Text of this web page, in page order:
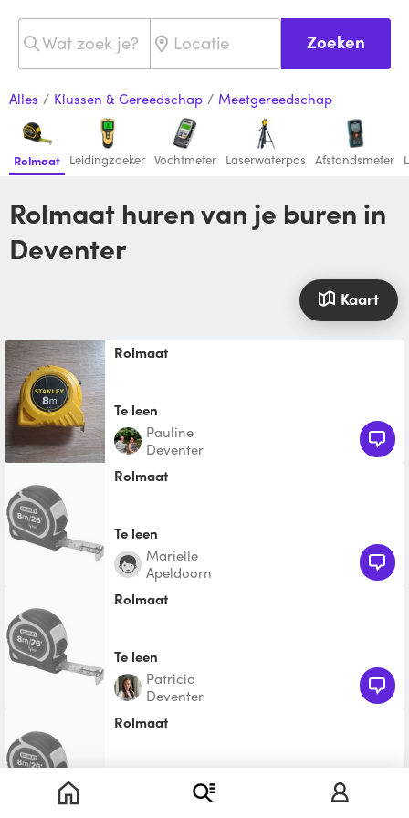
Zoeken
Alles / Klussen & Gereedschap / Meetgereedschap
Rolmaat Leidingzoeker Vochtmeter Laserwaterpas Afstandsmeter
Rolmaat huren van je buren in
Deventer
Kaart
Rolmaat
Te leen
Pauline
Deventer
Rolmaat
Te leen
Marielle
Apeldoorn
Rolmaat
Te leen
Patricia
Deventer
Rolmaat
Stephan